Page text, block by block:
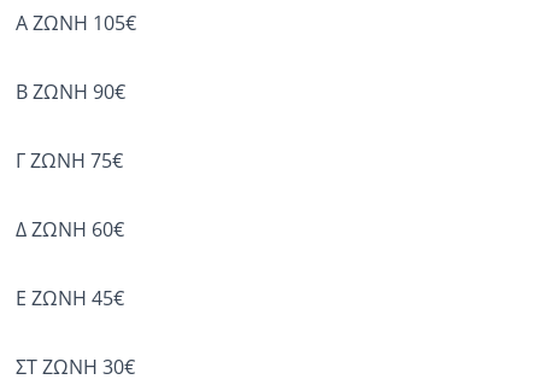
Α ΖΩΝΗ 105€
Β ΖΩΝΗ 90€
Γ ΖΩΝΗ 75€
Δ ΖΩΝΗ 60€
Ε ΖΩΝΗ 45€
ΣΤ ΖΩΝΗ 30€